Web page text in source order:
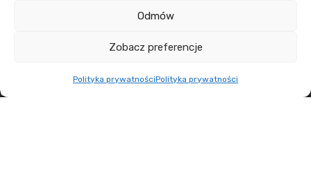
Odmów
Zobacz preferencje
Polityka prywatnościPolityka prywatności
Oferta